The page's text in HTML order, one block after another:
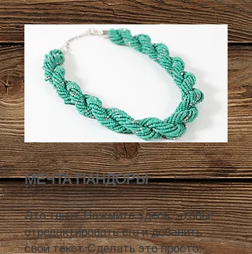
МЕЧТА ПАНДОРЫ
Это текст. Нажмите здесь, чтобы
отредактировать его и добавить
свой текст. Сделать это просто: